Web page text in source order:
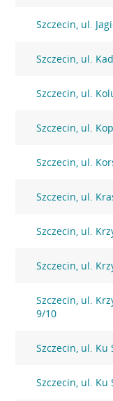
Szczecin, ul.
Szczecin, ul.
Szczecin, ul.
Szczecin, ul.
Szczecin, ul.
Szczecin, ul.
Szczecin, ul.
Szczecin, ul.
Szczecin, ul.
9/10
Szczecin, ul. Ku
Szczecin, ul. Ku